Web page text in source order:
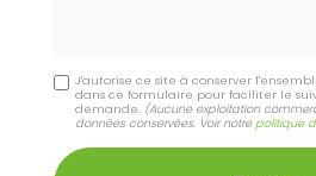
J'autorise ce site à conserver
dans ce formulaire pour faciliter le
demande. (Aucune exploitation
données conservées. Voir notrepolitique